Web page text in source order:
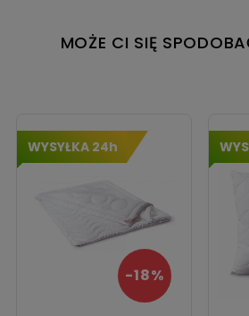
MOŻE CI SIĘ
WYSYŁKA 24h
-18%